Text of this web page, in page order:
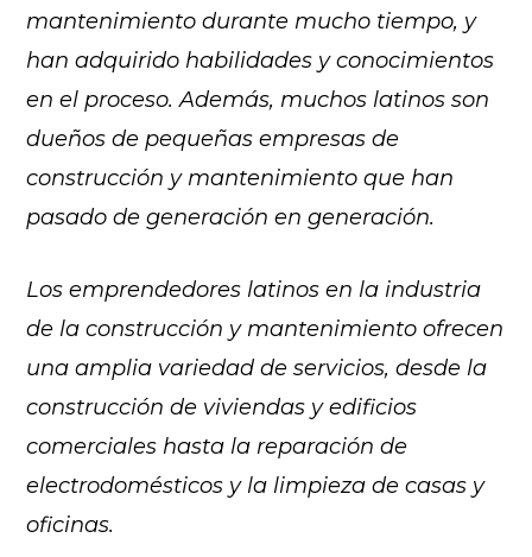
mantenimiento durante mucho tiempo, y
han adquirido habilidades y conocimientos
en el proceso. Además, muchos latinos son
dueños de pequeñas empresas de
construcción y mantenimiento que han
pasado de generación en generación.
Los emprendedores latinos en la industria
de la construcción y mantenimiento ofrecen
una amplia variedad de servicios, desde la
construcción de viviendas y edificios
comerciales hasta la reparación de
electrodomésticos y la limpieza de casas y
oficinas.